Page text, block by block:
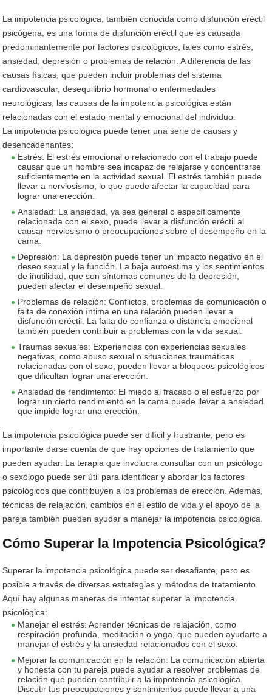
La impotencia psicológica, también conocida como disfunción eréctil
psicógena, es una forma de disfunción eréctil que es causada
predominantemente por factores psicológicos, tales como estrés,
ansiedad, depresión o problemas de relación. A diferencia de las
causas físicas, que pueden incluir problemas del sistema
cardiovascular, desequilibrio hormonal o enfermedades
neurológicas, las causas de la impotencia psicológica están
relacionadas con el estado mental y emocional del individuo.
La impotencia psicológica puede tener una serie de causas y
desencadenantes:
Estrés: El estrés emocional o relacionado con el trabajo puede
causar que un hombre sea incapaz de relajarse y concentrarse
suficientemente en la actividad sexual. El estrés también puede
llevar a nerviosismo, lo que puede afectar la capacidad para
lograr una erección.
Ansiedad: La ansiedad, ya sea general o específicamente
relacionada con el sexo, puede llevar a disfunción eréctil al
causar nerviosismo o preocupaciones sobre el desempeño en la
cama.
Depresión: La depresión puede tener un impacto negativo en el
deseo sexual y la función. La baja autoestima y los sentimientos
de inutilidad, que son síntomas comunes de la depresión,
pueden afectar el desempeño sexual.
Problemas de relación: Conflictos, problemas de comunicación o
falta de conexión íntima en una relación pueden llevar a
disfunción eréctil. La falta de confianza o distancia emocional
también pueden contribuir a problemas con la vida sexual.
Traumas sexuales: Experiencias con experiencias sexuales
negativas, como abuso sexual o situaciones traumáticas
relacionadas con el sexo, pueden llevar a bloqueos psicológicos
que dificultan lograr una erección.
Ansiedad de rendimiento: El miedo al fracaso o el esfuerzo por
lograr un cierto rendimiento en la cama puede llevar a ansiedad
que impide lograr una erección.
La impotencia psicológica puede ser difícil y frustrante, pero es
importante darse cuenta de que hay opciones de tratamiento que
pueden ayudar. La terapia que involucra consultar con un psicólogo
o sexólogo puede ser útil para identificar y abordar los factores
psicológicos que contribuyen a los problemas de erección. Además,
técnicas de relajación, cambios en el estilo de vida y el apoyo de la
pareja también pueden ayudar a manejar la impotencia psicológica.
Cómo Superar la Impotencia Psicológica?
Superar la impotencia psicológica puede ser desafiante, pero es
posible a través de diversas estrategias y métodos de tratamiento.
Aquí hay algunas maneras de intentar superar la impotencia
psicológica:
Manejar el estrés: Aprender técnicas de relajación, como
respiración profunda, meditación o yoga, que pueden ayudarte a
manejar el estrés y la ansiedad relacionados con el sexo.
Mejorar la comunicación en la relación: La comunicación abierta
y honesta con tu pareja puede ayudar a resolver problemas de
relación que pueden contribuir a la impotencia psicológica.
Discutir tus preocupaciones y sentimientos puede llevar a una